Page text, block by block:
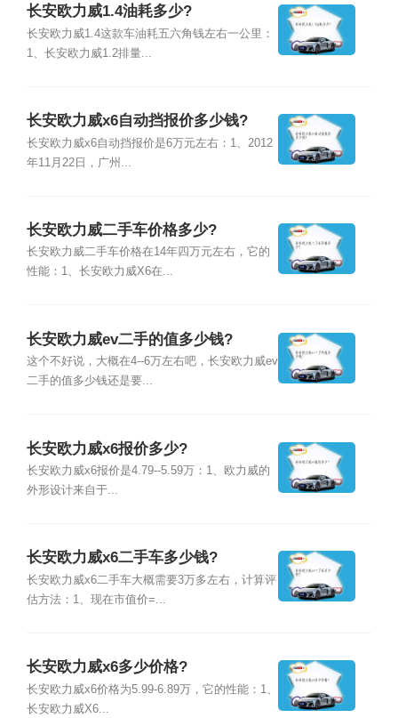
长安欧力威1.4油耗多少?
长安欧力威1.4这款车油耗五六角钱左右一公里：
1、长安欧力威1.2排量...
长安欧力威x6自动挡报价多少钱?
长安欧力威x6自动挡报价是6万元左右：1、2012
年11月22日，广州...
长安欧力威二手车价格多少?
长安欧力威二手车价格在14年四万元左右，它的
性能：1、长安欧力威X6在...
长安欧力威ev二手的值多少钱?
这个不好说，大概在4--6万左右吧，长安欧力威ev
二手的值多少钱还是要...
长安欧力威x6报价多少?
长安欧力威x6报价是4.79--5.59万：1、欧力威的
外形设计来自于...
长安欧力威x6二手车多少钱?
长安欧力威x6二手车大概需要3万多左右，计算评
估方法：1、现在市值价=...
长安欧力威x6多少价格?
长安欧力威x6价格为5.99-6.89万，它的性能：1、
长安欧力威X6...